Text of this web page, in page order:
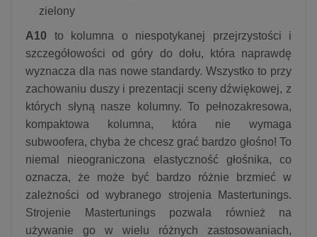
zielony
A10 to kolumna o niespotykanej przejrzystości i
szczegółowości od góry do dołu, która naprawdę
wyznacza dla nas nowe standardy. Wszystko to przy
zachowaniu duszy i prezentacji sceny dźwiękowej, z
których słyną nasze kolumny. To pełnozakresowa,
kompaktowa kolumna, która nie wymaga
subwoofera, chyba że chcesz grać bardzo głośno! To
niemal nieograniczona elastyczność głośnika, co
oznacza, że ​​może być bardzo różnie brzmieć w
zależności od wybranego strojenia Mastertunings.
Strojenie Mastertunings pozwala również na
używanie go w wielu różnych zastosowaniach,